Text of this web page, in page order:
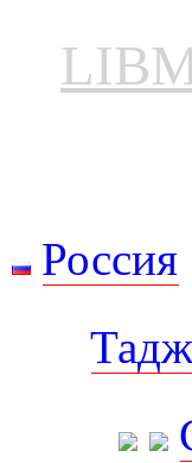
Россия